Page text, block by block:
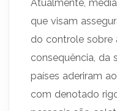
Atualmente,
que visam
do controle sobre
consequência, da
países aderiram
com denotado